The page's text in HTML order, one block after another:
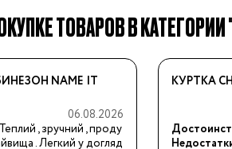
ТОВАРОВ В КАТЕГОРИИ
NAME IT
06.08.2026
Теплий , зручний , проду
. Легкий у догляд
КУРТКА